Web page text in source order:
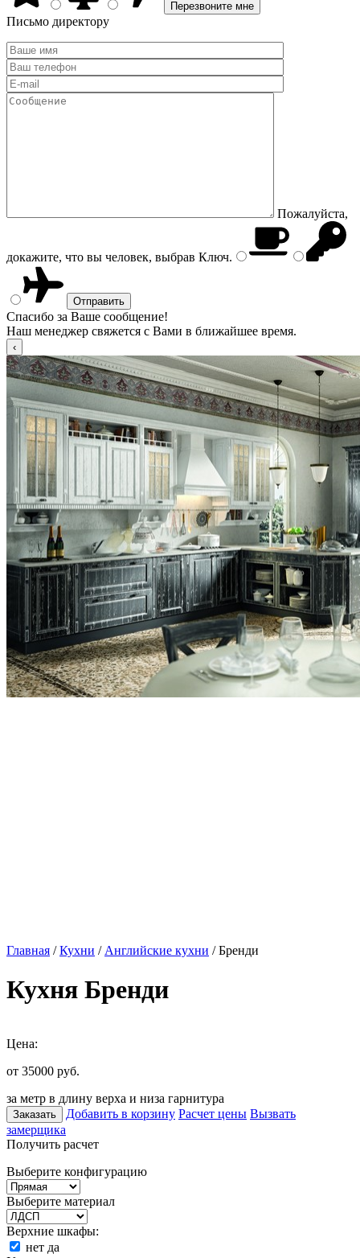
Письмо директору
Пожалуйста,
докажите, что вы человек, выбрав Ключ.
Спасибо за Ваше сообщение!
Наш менеджер свяжется с Вами в ближайшее время.
Главная /Кухни / Английские кухни / Бренди
Кухня Бренди
Цена:
от 35000 руб.
за метр в длину верха и низа гарнитура
Заказать Добавить в корзину Расчет цены Вызвать
замерщика
Получить расчет
Выберите конфигурацию
Выберите материал
Верхние шкафы:
нет да